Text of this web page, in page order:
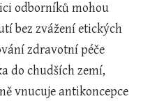
odborníků mohou
bez zvážení etických
zdravotní péče
do chudších zemí,
vnucuje antikoncepce